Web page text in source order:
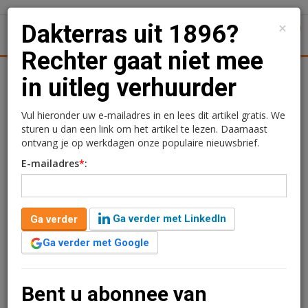
Logistiek Juridisch | Fiscaal Transacties
Dakterras uit 1896?
Rechter gaat niet mee in
uitleg verhuurder
Redactie
11 mei 2026 om 15:33
één maand geleden aangepast
2 minuten leestijd
Een woningeigenaar in de Amsterdamse binnenstad
gemeente mocht handhaven. Gebeurt dat niet op tijd,
×
Dakterras uit 1896?
Rechter gaat niet mee
in uitleg verhuurder
Vul hieronder uw e-mailadres in en lees dit artikel gratis. We
sturen u dan een link om het artikel te lezen. Daarnaast
ontvang je op werkdagen onze populaire nieuwsbrief.
E-mailadres*:
Ga verder
Ga verder met LinkedIn
Ga verder met Google
Bent u abonnee van